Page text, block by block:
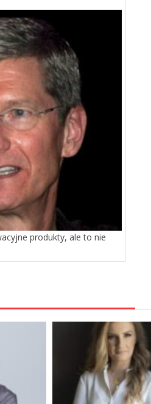
produkty, ale to nie